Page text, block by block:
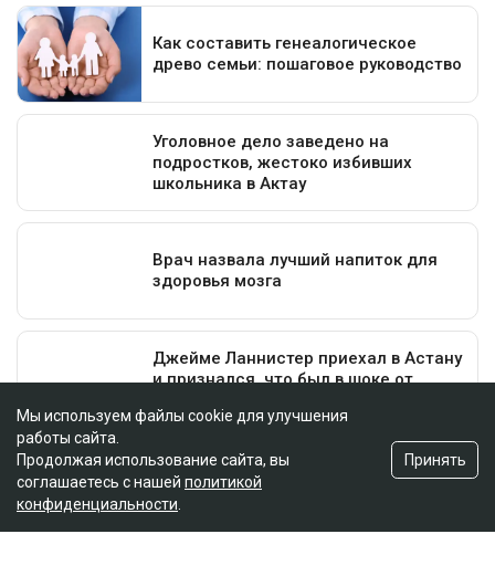
Мы используем файлы cookie для улучшения
работы сайта.
Продолжая использование сайта, вы
соглашаетесь с нашей политикой
конфиденциальности
Принять